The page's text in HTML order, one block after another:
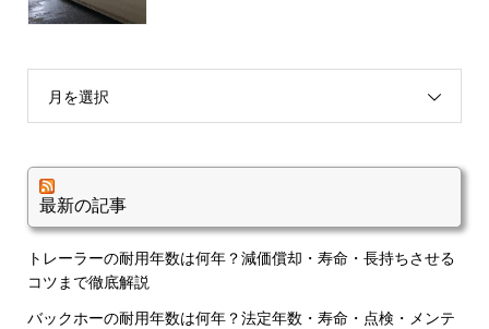
月を選択
最新の記事
トレーラーの耐用年数は何年？減価償却・寿命・長持ちさせる
コツまで徹底解説
バックホーの耐用年数は何年？法定年数・寿命・点検・メンテ